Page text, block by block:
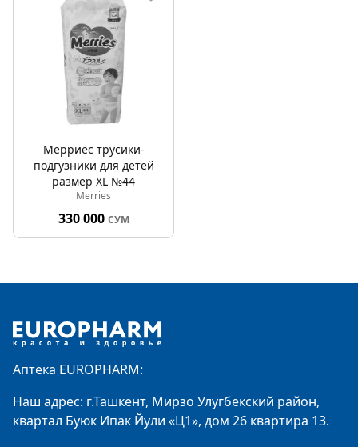
Мерриес трусики-
подгузники для детей
размер XL №44
Merries
330 000 СУМ
Аптека EUROPHARM:
Наш адрес: г.Ташкент, Мирзо Улугбекский район,
квартал Буюк Ипак Йули «Ц1», дом 26 квартира 13.